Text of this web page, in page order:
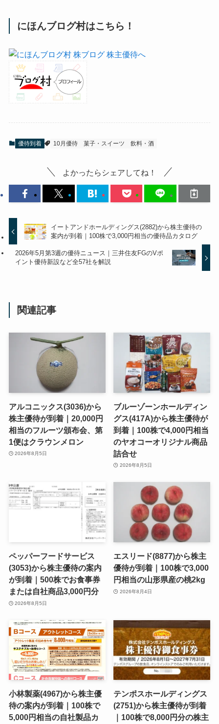
にほんブログ村はこちら！
優待到着 10月優待 菓子・スイーツ 飲料・酒
よかったらシェアしてね！
イートアンドホールディングス(2882)から株主優待の
案内が到着｜100株で3,000円相当の優待品カタログ
2026年5月第3週の優待ニュース｜三井住友FGのVポ
イント優待新設など全57社を解説
関連記事
アルコニックス(3036)から
株主優待が到着｜20,000円
相当のフルーツ頒布会、第
1便はクラウンメロン
2026年8月5日
ブルーゾーンホールディン
グス(417A)から株主優待が
到着｜100株で4,000円相当
のヤオコーオリジナル商品
詰合せ
2026年8月5日
ペッパーフードサービス
(3053)から株主優待の案内
が到着｜500株でお食事券
または自社商品3,000円分
2026年8月5日
エスリード(8877)から株主
優待が到着｜100株で3,000
円相当の山形県産の桃2kg
2026年8月4日
小林製薬(4967)から株主優
待の案内が到着｜100株で
5,000円相当の自社製品カ
テンポスホールディングス
(2751)から株主優待が到着
｜100株で8,000円分の株主